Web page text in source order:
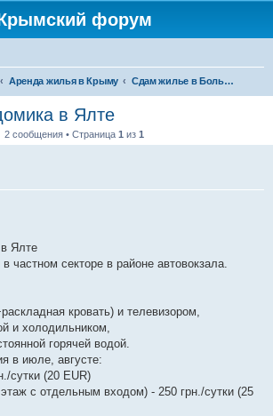
форум
Аренда жилья в Крыму Сдам жилье в Большой Ялте - аренда жилья от хозяев
в Ялте
2 сообщения • Страница 1 из 1
Ялте
частном секторе в районе автовокзала.
кровать) и телевизором,
и холодильником,
горячей водой.
в июле, августе:
сутки (20 EUR)
с отдельным входом) - 250 грн./сутки (25